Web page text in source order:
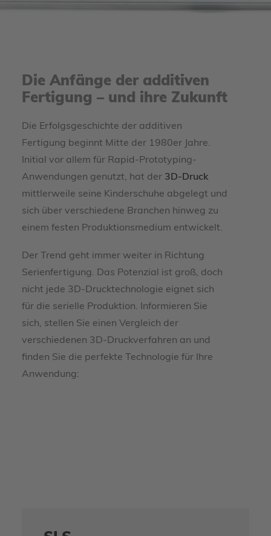
Die Anfänge der additiven
Fertigung – und ihre Zukunft
Die Erfolgsgeschichte der additiven
Fertigung beginnt Mitte der 1980er Jahre.
Initial vor allem für Rapid-Prototyping-
Anwendungen genutzt, hat der 3D-Druck
mittlerweile seine Kinderschuhe abgelegt und
sich über verschiedene Branchen hinweg zu
einem festen Produktionsmedium entwickelt.
Der Trend geht immer weiter in Richtung
Serienfertigung. Das Potenzial ist groß, doch
nicht jede 3D-Drucktechnologie eignet sich
für die serielle Produktion. Informieren Sie
sich, stellen Sie einen Vergleich der
verschiedenen 3D-Druckverfahren an und
finden Sie die perfekte Technologie für Ihre
Anwendung: